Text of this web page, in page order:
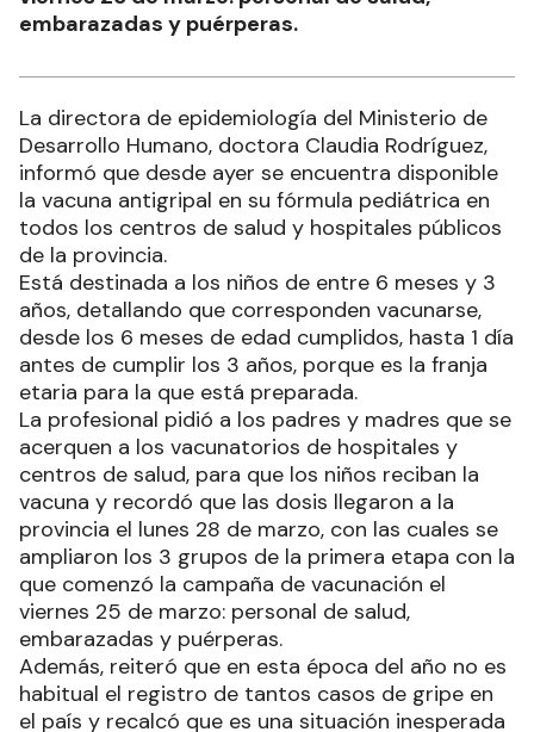
embarazadas y puérperas.
La directora de epidemiología del Ministerio de
Desarrollo Humano, doctora Claudia Rodríguez,
informó que desde ayer se encuentra disponible
la vacuna antigripal en su fórmula pediátrica en
todos los centros de salud y hospitales públicos
de la provincia.
Está destinada a los niños de entre 6 meses y 3
años, detallando que corresponden vacunarse,
desde los 6 meses de edad cumplidos, hasta 1 día
antes de cumplir los 3 años, porque es la franja
etaria para la que está preparada.
La profesional pidió a los padres y madres que se
acerquen a los vacunatorios de hospitales y
centros de salud, para que los niños reciban la
vacuna y recordó que las dosis llegaron a la
provincia el lunes 28 de marzo, con las cuales se
ampliaron los 3 grupos de la primera etapa con la
que comenzó la campaña de vacunación el
viernes 25 de marzo: personal de salud,
embarazadas y puérperas.
Además, reiteró que en esta época del año no es
habitual el registro de tantos casos de gripe en
el país y recalcó que es una situación inesperada